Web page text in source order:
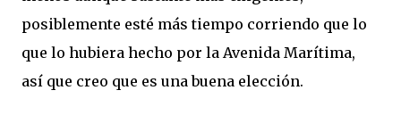
posiblemente esté más tiempo corriendo que lo
que lo hubiera hecho por la Avenida Marítima,
así que creo que es una buena elección.